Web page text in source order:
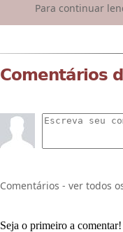
Para continuar
Comentários
Comentários - ver todos
Seja o primeiro a comentar!